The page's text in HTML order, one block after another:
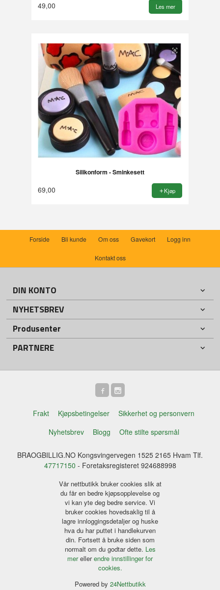
49,00 Les mer
Silikonform - Sminkesett
69,00 Kjøp
Forside Bli kunde Om oss Gavekort Logg inn
Kontakt oss
DIN KONTO
NYHETSBREV
Produsenter
PARTNERE
Frakt Kjøpsbetingelser
Sikkerhet og personvern
Nyhetsbrev
Blogg Ofte stilte spørsmål
BRAOGBILLIG.NO Kongsvingervegen 1525 2165 Hvam Tlf.
47717150 - Foretaksregisteret 924688998
Vår nettbutikk bruker cookies slik at
du får en bedre kjøpsopplevelse og
vi kan yte deg bedre service. Vi
bruker cookies hovedsaklig til å
lagre innloggingsdetaljer og huske
hva du har puttet i handlekurven
din. Fortsett å bruke siden som
normalt om du godtar dette. Les
merellerendre innstillinger for
cookies.
Powered by 24Nettbutikk